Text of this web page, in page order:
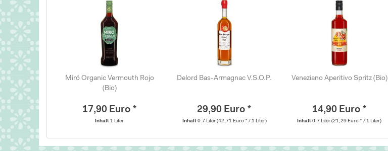
Miró Organic Vermouth Rojo
(Bio)
17,90 Euro *
Inhalt1 Liter
Delord Bas-Armagnac V.S.O.P.
29,90 Euro *
Inhalt 0.7 Liter (42,71 Euro * / 1 Liter)
Veneziano Aperitivo Spritz (Bio)
14,90 Euro *
Inhalt0.7 Liter(21,29 Euro * / 1 Liter)